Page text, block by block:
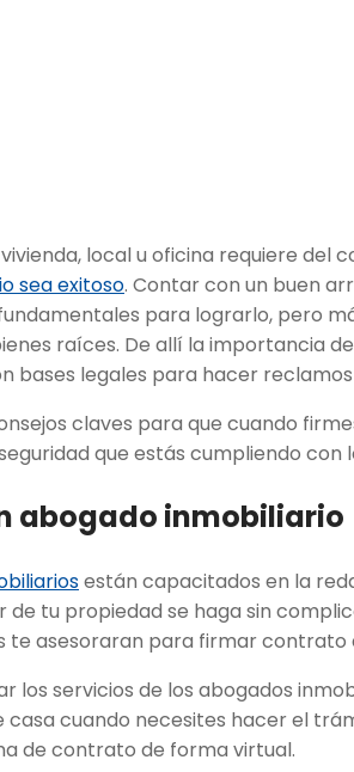
local u oficina requiere del
sea exitoso. Contar con un buen
para lograrlo, pero
raíces. De allí la importancia
bases legales para hacer
claves para que cuando
que estás cumpliendo
abogado inmobiliario
están capacitados en la
de tu propiedad se haga sin
te asesoraran para firmar
los servicios de los abogados
casa cuando necesites hacer el
de contrato de forma virtual.